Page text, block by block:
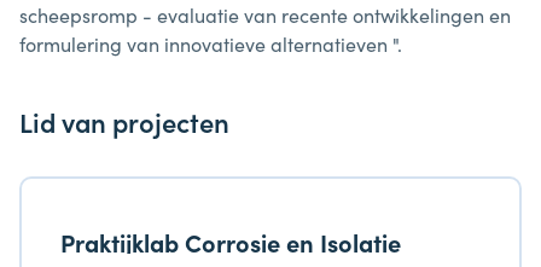
scheepsromp - evaluatie van recente ontwikkelingen en
formulering van innovatieve alternatieven ".
Lid van projecten
Praktijklab Corrosie en Isolatie